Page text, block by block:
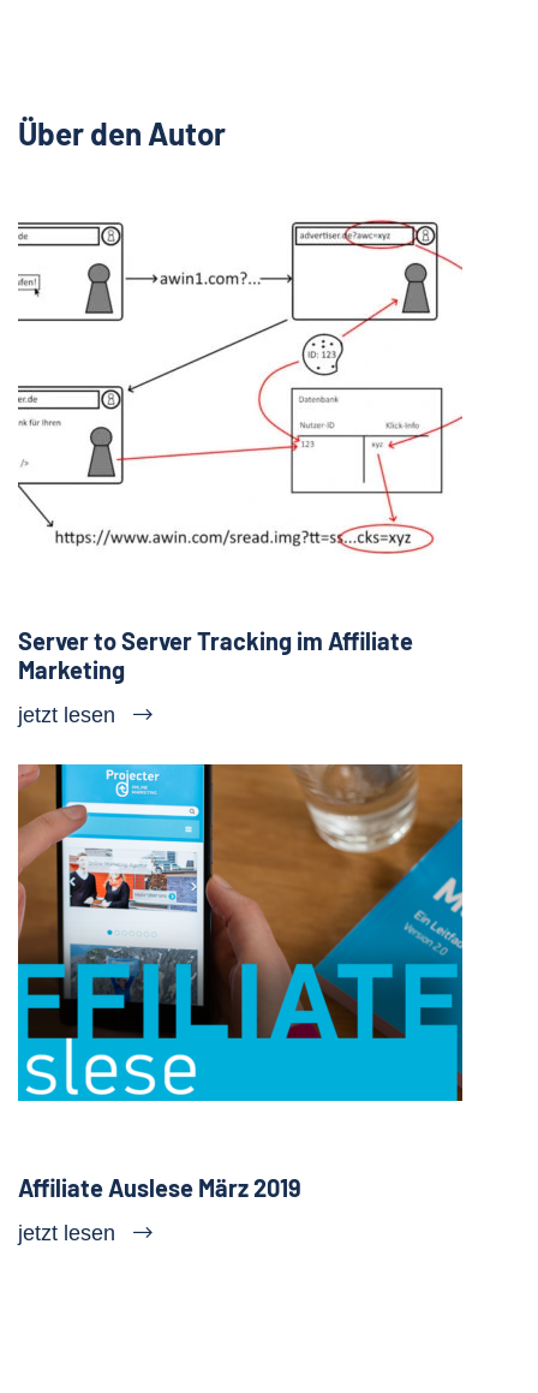
Über den Autor
Server to Server Tracking im Affiliate
Marketing
jetzt lesen
Affiliate Auslese März 2019
jetzt lesen